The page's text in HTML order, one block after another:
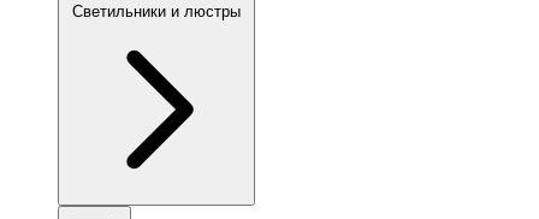
Светильники и люстры